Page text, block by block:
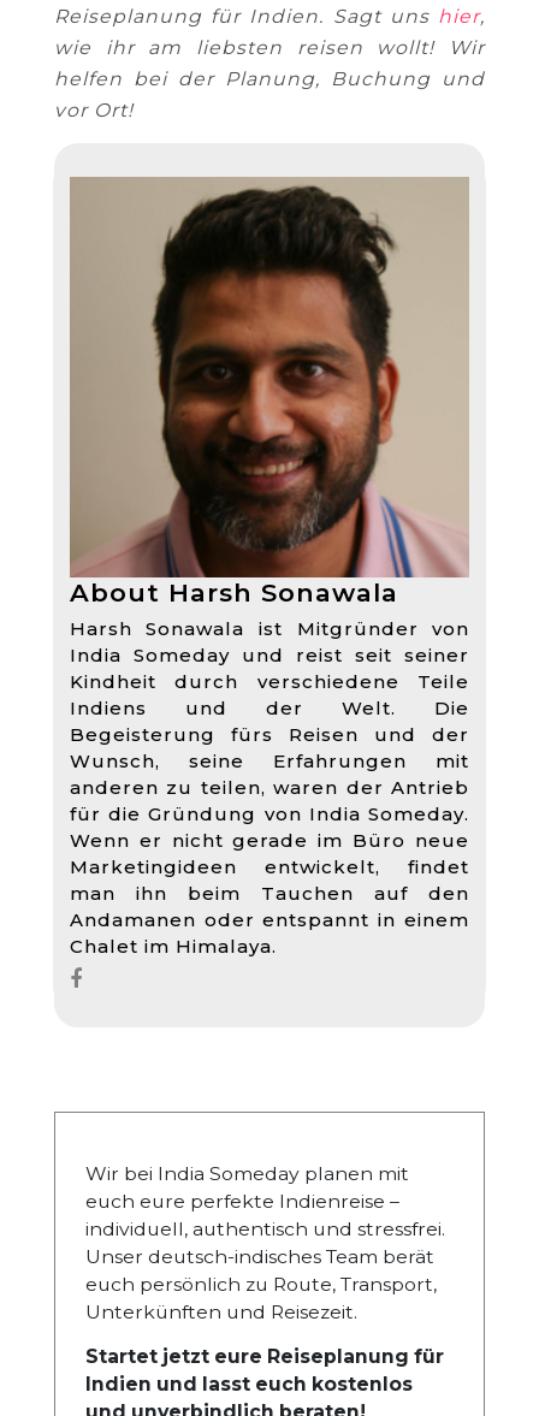
Reiseplanung für Indien. Sagt uns hier,
wie ihr am liebsten reisen wollt! Wir
helfen bei der Planung, Buchung und
vor Ort!
About Harsh Sonawala
Harsh Sonawala ist Mitgründer von
India Someday und reist seit seiner
Kindheit durch verschiedene Teile
Indiens und der Welt. Die
Begeisterung fürs Reisen und der
Wunsch, seine Erfahrungen mit
anderen zu teilen, waren der Antrieb
für die Gründung von India Someday.
Wenn er nicht gerade im Büro neue
Marketingideen entwickelt, findet
man ihn beim Tauchen auf den
Andamanen oder entspannt in einem
Chalet im Himalaya.
Wir bei India Someday planen mit
euch eure perfekte Indienreise –
individuell, authentisch und stressfrei.
Unser deutsch-indisches Team berät
euch persönlich zu Route, Transport,
Unterkünften und Reisezeit.
Startet jetzt eure Reiseplanung für
Indien und lasst euch kostenlos
und unverbindlich beraten!